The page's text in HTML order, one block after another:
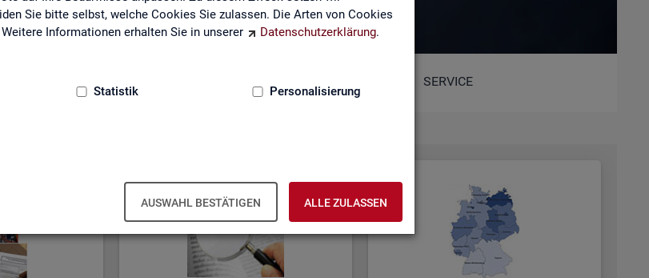
Sie bitte selbst, welche Cookies Sie zulassen. Die Arten von Cookies
Informationen erhalten Sie in unserer
Datenschutzerklärung.
Statistik Personalisierung
AUSWAHL BESTÄTIGEN ALLE ZULASSEN
SERVICE